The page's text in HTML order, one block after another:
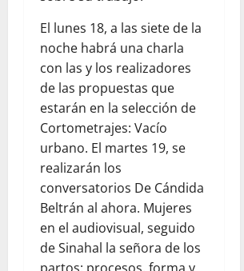
El lunes 18, a las siete de la
noche habrá una charla
con las y los realizadores
de las propuestas que
estarán en la selección de
Cortometrajes: Vacío
urbano. El martes 19, se
realizarán los
conversatorios De Cándida
Beltrán al ahora. Mujeres
en el audiovisual, seguido
de Sinahal la señora de los